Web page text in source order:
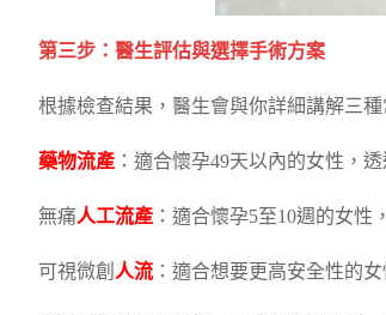
第三步：醫生評估與選擇手術方案
根據檢查結果，醫生會與你詳細講解三種
藥物流產 ：適合懷孕49天以內的女性，
無痛人工流產 ：適合懷孕5至10週的女
可視微創 人流 ：適合想要更高安全性的